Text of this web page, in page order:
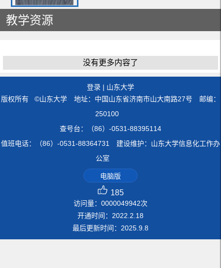
教学资源
没有更多内容了
登录 | 山东大学
版权所有 ©山东大学 地址：中国山东省济南市山大南路27号 邮编：
250100
查号台：（86）-0531-88395114
值班电话：（86）-0531-88364731 建设维护：山东大学信息化工作办
公室
电脑版
185
访问量： 0000049942次
开通时间： 2022 2 18
最后更新时间： 2025 9 8